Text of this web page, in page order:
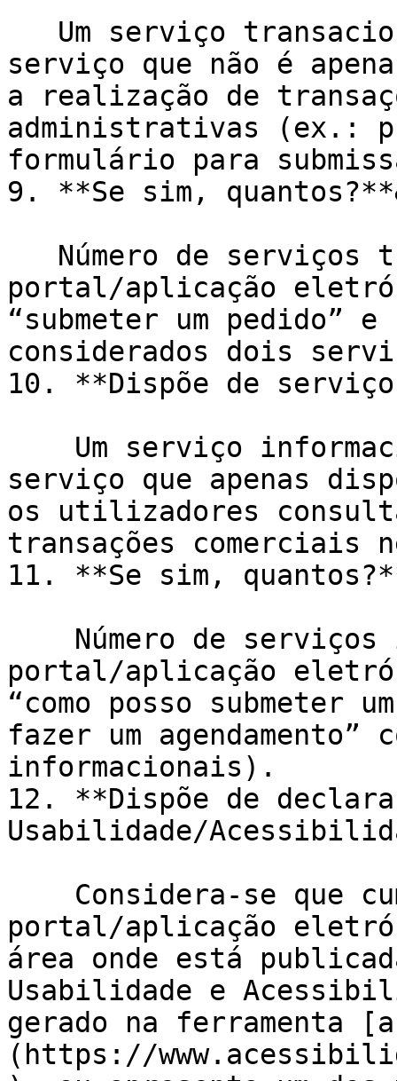
serviço que não é
a realização de
administrativas (ex.:
formulário para
9. **Se sim,
portal/aplicação
“submeter um pedido”
considerados dois
10. **Dispõe de
serviço que apenas
os utilizadores
transações comerciais
11. **Se sim,
portal/aplicação
“como posso submeter
fazer um
informacionais).
12. **Dispõe de
Usabilidade/
portal/aplicação
área onde está
Usabilidade e
gerado na ferramenta
(https://